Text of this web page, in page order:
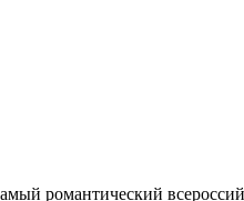
романтический